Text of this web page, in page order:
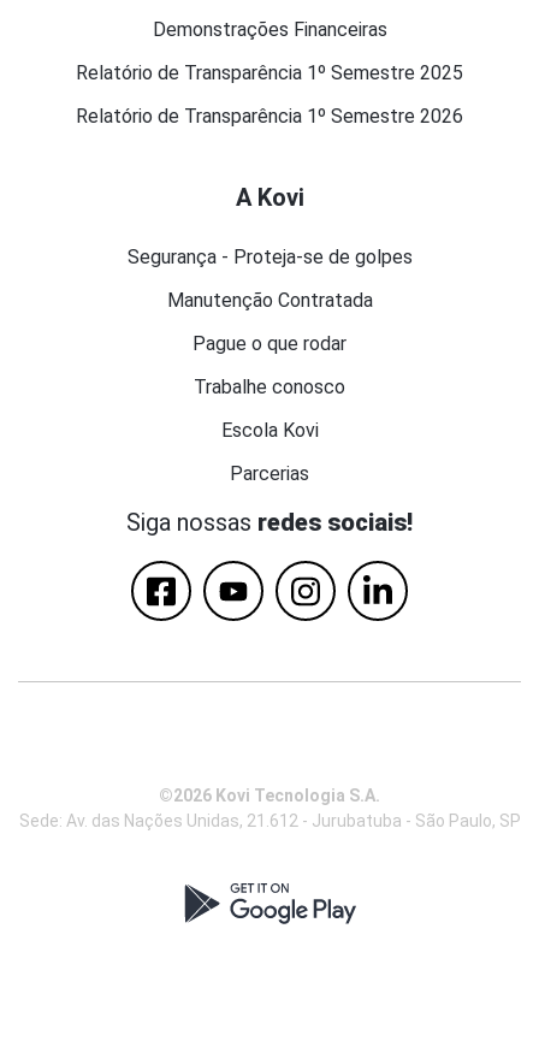
Demonstrações Financeiras
Relatório de Transparência 1º Semestre 2025
Relatório de Transparência 1º Semestre 2026
A Kovi
Segurança - Proteja-se de golpes
Manutenção Contratada
Pague o que rodar
Trabalhe conosco
Escola Kovi
Parcerias
Siga nossas redes sociais!
©2026 Kovi Tecnologia S.A.
Sede: Av. das Nações Unidas, 21.612 - Jurubatuba - São Paulo, SP